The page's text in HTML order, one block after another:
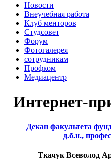
Новости
Внеучебная работа
Клуб менторов
Студсовет
Форум
Фотогалерея
сотрудникам
Профком
Медиацентр
Интернет-
Декан факультета
д.б.н.,
Ткачук Всеволод